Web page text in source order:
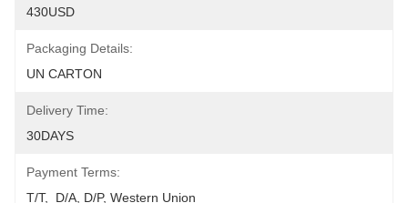
430USD
Packaging Details:
UN CARTON
Delivery Time:
30DAYS
Payment Terms:
T/T,  D/A, D/P, Western Union